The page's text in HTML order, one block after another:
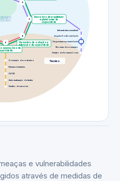
Técnico
Infraestrutura escalável
Legal e Conformidade
Segurança e privacidade
Normas de conceção
Gestão de fornecedores
Conceção de contratos
Desenvolvimento
CI/CD
Automatização de testes
Gestão de versões
2
3
Decisões de arquitetura
e plataforma da
capacidade
4
Desenho da solução e
interação da capacidade
5
e operações da
e vulnerabilidades
através de medidas de